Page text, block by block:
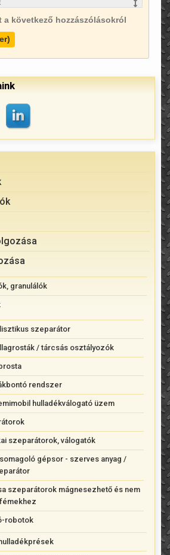
a következő hozzászólásokról
granulálók
szeparátor
/ tárcsás osztályozók
rendszer
hulladékválogató üzem
szeparátorok, válogatók
gépsor - szerves anyag /
szeparátorok mágnesezhető és nem
robotok